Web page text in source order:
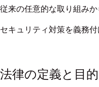
従来の任意的な取り組み
セキュリティ対策を義務付
法律の定義と目的